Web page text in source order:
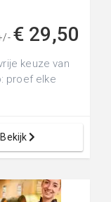
€ 29,50
keuze van
proef elke
Bekijk